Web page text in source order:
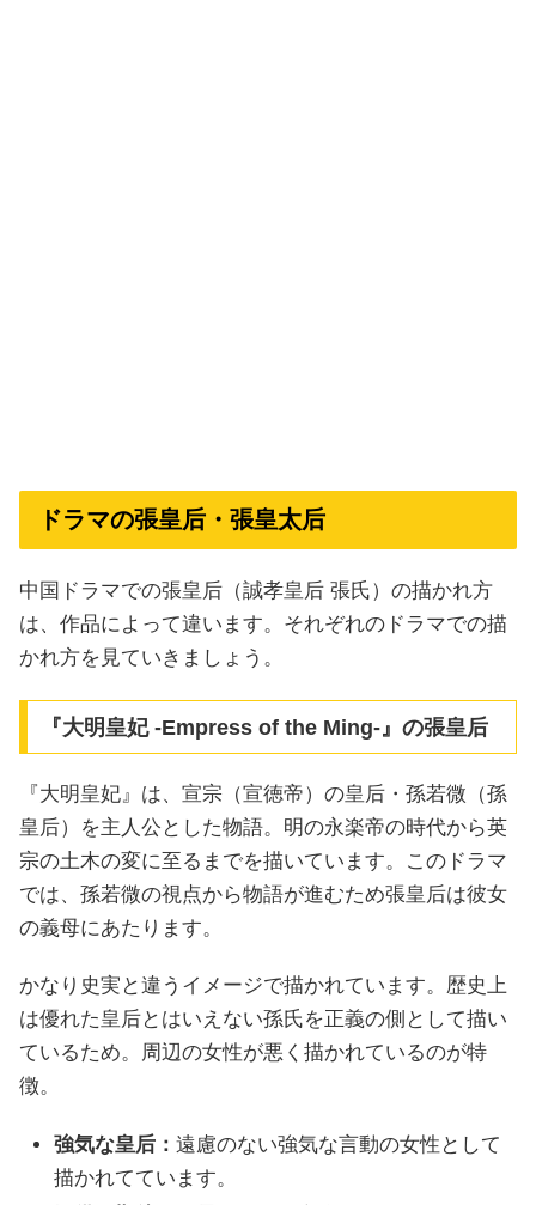
ドラマの張皇后・張皇太后
中国ドラマでの張皇后（誠孝皇后 張氏）の描かれ方
は、作品によって違います。それぞれのドラマでの描
かれ方を見ていきましょう。
『大明皇妃 -Empress of the Ming-』の張皇后
『大明皇妃』は、宣宗（宣徳帝）の皇后・孫若微（孫
皇后）を主人公とした物語。明の永楽帝の時代から英
宗の土木の変に至るまでを描いています。このドラマ
では、孫若微の視点から物語が進むため張皇后は彼女
の義母にあたります。
かなり史実と違うイメージで描かれています。歴史上
は優れた皇后とはいえない孫氏を正義の側として描い
ているため。周辺の女性が悪く描かれているのが特
徴。
強気な皇后：遠慮のない強気な言動の女性として
描かれてています。